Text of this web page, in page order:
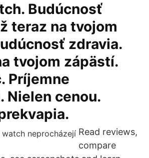
Budúcnosť
teraz na tvojom
zdravia.
tvojom zápästí.
Príjemne
Nielen cenou.
‎Read reviews,
compare